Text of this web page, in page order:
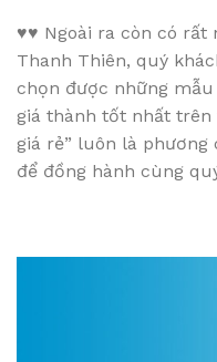
♥♥ Ngoài ra còn có rất
Thanh Thiên, quý
chọn được những mẫu
giá thành tốt nhất trên
giá rẻ” luôn là
để đồng hành cùng